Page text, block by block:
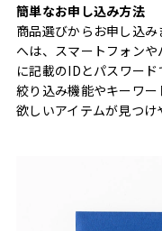
簡単なお申し込み方法
商品選びからお申し込
へは、スマートフォン
に記載のIDとパスワー
絞り込み機能やキーワー
欲しいアイテムが見つけ